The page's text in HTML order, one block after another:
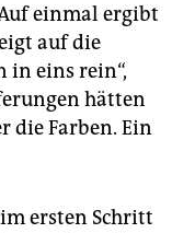
einmal ergibt
auf die
in eins rein“,
hätten
die Farben. Ein
ersten Schritt